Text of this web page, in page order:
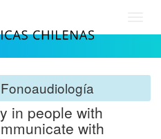
in people with
with